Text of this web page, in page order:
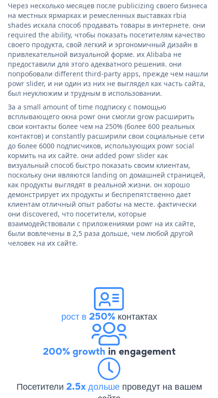
Через несколько месяцев после publicizing своего бизнеса
на местных ярмарках и ремесленных выставках rbia
shades искала способ продавать товары в интернете. они
required the ability, чтобы показать посетителям качество
своего продукта, свой легкий и эргономичный дизайн в
привлекательной визуальной форме. их Alibaba не
предоставили для этого адекватного решения. они
попробовали different third-party apps, прежде чем нашли
powr slider, и ни один из них не выглядел как часть сайта,
был неуклюжим и трудным в использовании.
За a small amount of time подписку с помощью
всплывающего окна powr они смогли grow расширить
свои контакты более чем на 250% (более 600 реальных
контактов) и constantly расширили свои социальные сети
до более 6000 подписчиков, использующих powr social
кормить на их сайте. они added powr slider как
визуальный способ быстро показать своим клиентам,
поскольку они являются landing on домашней страницей,
как продукты выглядят в реальной жизни. он хорошо
демонстрирует их продукты и беспрепятственно дает
клиентам отличный опыт работы на месте. фактически
они discovered, что посетители, которые
взаимодействовали с приложениями powr на их сайте,
были вовлечены в 2,5 раза дольше, чем любой другой
человек на их сайте.
рост в 250%контактах
200% growth in engagement
Посетители 2.5x дольше проведут на вашем